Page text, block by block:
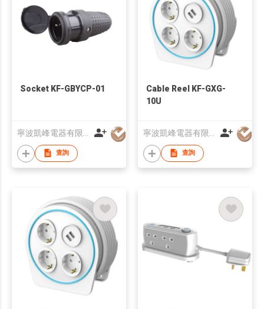
Socket KF-GBYCP-01
查詢
Cable Reel KF-GXG-
10U
查詢